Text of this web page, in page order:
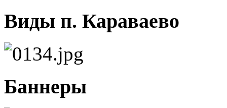
Виды п. Караваево
Баннеры